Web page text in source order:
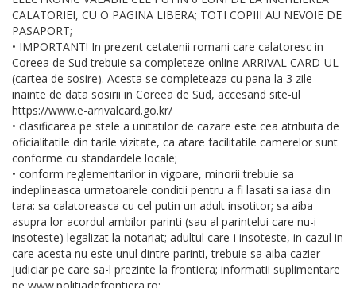
CALATORIEI, CU O PAGINA LIBERA; TOTI COPIII AU NEVOIE DE
PASAPORT;
• IMPORTANT! In prezent cetatenii romani care calatoresc in
Coreea de Sud trebuie sa completeze online ARRIVAL CARD-UL
(cartea de sosire). Acesta se completeaza cu pana la 3 zile
inainte de data sosirii in Coreea de Sud, accesand site-ul
https://www.e-arrivalcard.go.kr/
• clasificarea pe stele a unitatilor de cazare este cea atribuita de
oficialitatile din tarile vizitate, ca atare facilitatile camerelor sunt
conforme cu standardele locale;
• conform reglementarilor in vigoare, minorii trebuie sa
indeplineasca urmatoarele conditii pentru a fi lasati sa iasa din
tara: sa calatoreasca cu cel putin un adult insotitor; sa aiba
asupra lor acordul ambilor parinti (sau al parintelui care nu-i
insoteste) legalizat la notariat; adultul care-i insoteste, in cazul in
care acesta nu este unul dintre parinti, trebuie sa aiba cazier
judiciar pe care sa-l prezinte la frontiera; informatii suplimentare